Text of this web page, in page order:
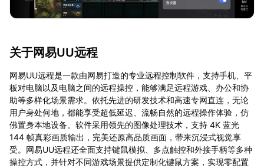
关于网易UU远程
网易UU远程是一款由网易打造的专业远程控制软件，支持手机、平
板对电脑以及电脑之间的远程操控，能够满足远程游戏、办公和协
助等多样化场景需求。依托先进的研发技术和高速专网直连，无论
用户身处何地，都能享受超低延迟、流畅自然的远程操作体验，仿
佛置身本地设备。软件采用领先的图像处理技术，支持 4K 蓝光
144 帧真彩画质输出，完美还原高品质画面，带来沉浸式视觉享
受。网易UU远程还全面支持键鼠模拟、多点触控和外接手柄等多种
操控方式，并针对不同游戏场景提供定制化键鼠方案，实现零配置